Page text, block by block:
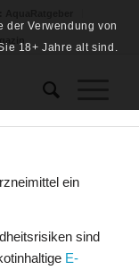
ein
sind
E-
der Verwendung von
18+ Jahre alt sind.